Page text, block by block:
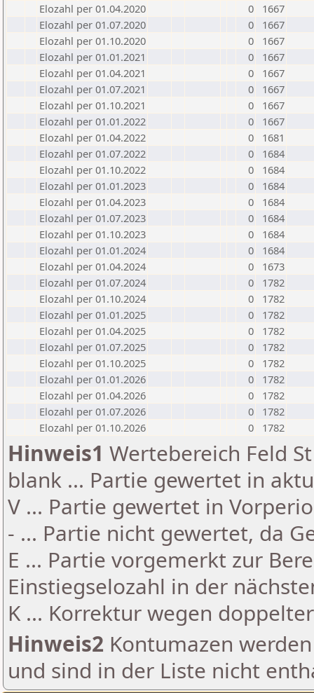
Elozahl per 01.04.2020
0
1667
Elozahl per 01.07.2020
0
1667
Elozahl per 01.10.2020
0
1667
Elozahl per 01.01.2021
0
1667
Elozahl per 01.04.2021
0
1667
Elozahl per 01.07.2021
0
1667
Elozahl per 01.10.2021
0
1667
Elozahl per 01.01.2022
0
1667
Elozahl per 01.04.2022
0
1681
Elozahl per 01.07.2022
0
1684
Elozahl per 01.10.2022
0
1684
Elozahl per 01.01.2023
0
1684
Elozahl per 01.04.2023
0
1684
Elozahl per 01.07.2023
0
1684
Elozahl per 01.10.2023
0
1684
Elozahl per 01.01.2024
0
1684
Elozahl per 01.04.2024
0
1673
Elozahl per 01.07.2024
0
1782
Elozahl per 01.10.2024
0
1782
Elozahl per 01.01.2025
0
1782
Elozahl per 01.04.2025
0
1782
Elozahl per 01.07.2025
0
1782
Elozahl per 01.10.2025
0
1782
Elozahl per 01.01.2026
0
1782
Elozahl per 01.04.2026
0
1782
Elozahl per 01.07.2026
0
1782
Elozahl per 01.10.2026
0 1782
Hinweis1 Wertebereich Feld
blank ... Partie gewertet in
V ... Partie gewertet in
- ... Partie nicht gewertet, da
E ... Partie vorgemerkt zur
Einstiegselozahl in der
K ... Korrektur wegen
Hinweis2 Kontumazen
und sind in der Liste nicht